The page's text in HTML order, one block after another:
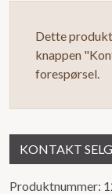
Dette
knappen
forespørsel.
KONTAKT
Produktnummer: